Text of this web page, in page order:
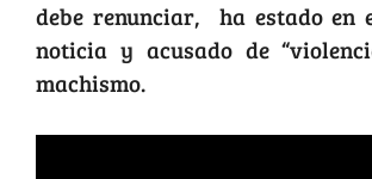
debe renunciar, ha estado en
noticia y acusado de
machismo.